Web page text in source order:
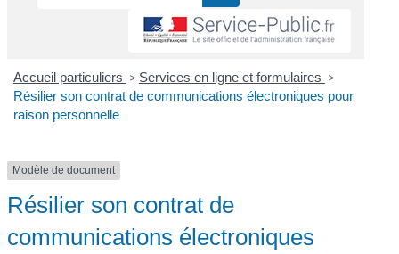
Accueil particuliers > Services en ligne et formulaires >
Résilier son contrat de communications électroniques pour
raison personnelle
Modèle de document
Résilier son contrat de
communications électroniques